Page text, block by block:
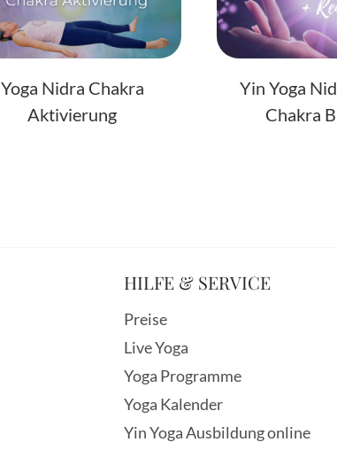
Yoga Nidra Chakra
Aktivierung
Yin Yoga
Chakra
HILFE & SERVICE
Preise
Live Yoga
Yoga Programme
Yoga Kalender
Yin Yoga Ausbildung online